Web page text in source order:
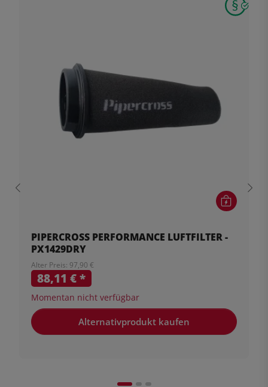
PIPERCROSS PERFORMANCE LUFTFILTER -
PX1429DRY
Alter Preis: 97,90 €
88,11 €*
Momentan nicht verfügbar
Alternativprodukt kaufen